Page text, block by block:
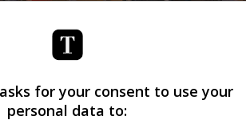
культурного центру
29.12.2018 11:44
for your consent to use your
personal data to: